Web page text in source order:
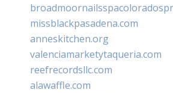
missblackpasadena.com
anneskitchen.org
valenciamarketytaqueria.com
reefrecordsllc.com
alawaffle.com